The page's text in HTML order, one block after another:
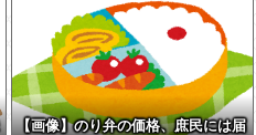
【画像】のり弁の価格、庶民には届